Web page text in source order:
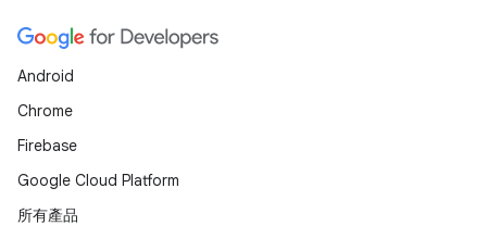
Android
Chrome
Firebase
Google Cloud Platform
所有產品